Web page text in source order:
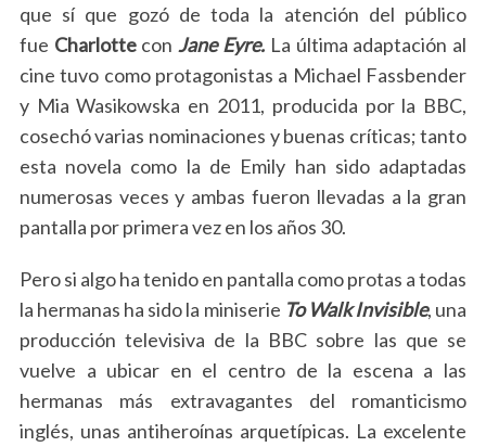
que sí que gozó de toda la atención del público
fue Charlottecon Jane Eyre. La última adaptación al
cine tuvo como protagonistas a Michael Fassbender
y Mia Wasikowska en 2011, producida por la BBC,
cosechó varias nominaciones y buenas críticas; tanto
esta novela como la de Emily han sido adaptadas
numerosas veces y ambas fueron llevadas a la gran
pantalla por primera vez en los años 30.
Pero si algo ha tenido en pantalla como protas a todas
la hermanas ha sido la miniserie To Walk Invisible, una
producción televisiva de la BBC sobre las que se
vuelve a ubicar en el centro de la escena a las
hermanas más extravagantes del romanticismo
inglés, unas antiheroínas arquetípicas. La excelente